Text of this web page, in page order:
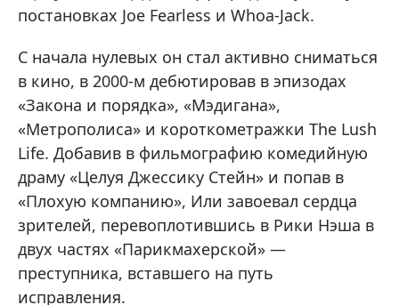
постановках Joe Fearless и Whoa-Jack.
С начала нулевых он стал активно сниматься
в кино, в 2000-м дебютировав в эпизодах
«Закона и порядка», «Мэдигана»,
«Метрополиса» и короткометражки The Lush
Life. Добавив в фильмографию комедийную
драму «Целуя Джессику Стейн» и попав в
«Плохую компанию», Или завоевал сердца
зрителей, перевоплотившись в Рики Нэша в
двух частях «Парикмахерской» —
преступника, вставшего на путь
исправления.